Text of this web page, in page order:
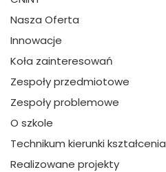
Nasza Oferta
Innowacje
Koła zainteresowań
Zespoły przedmiotowe
Zespoły problemowe
O szkole
Technikum kierunki kształcenia
Realizowane projekty